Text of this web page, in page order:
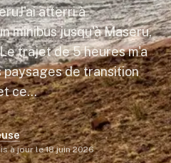
atterri à
minibus jusqu'à Maseru,
trajet de 5 heures m'a
de transition
ce…
à jour le 18 juin 2026